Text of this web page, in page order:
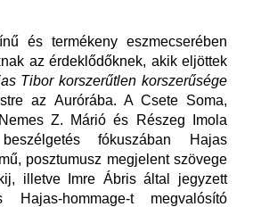
és termékeny eszmecserében
az érdeklődőknek, akik eljöttek
Tibor korszerűtlen korszerűsége
az Aurórába. A Csete Soma,
Z. Márió és Részeg Imola
fókuszában Hajas
posztumusz megjelent szövege
illetve Imre Ábris által jegyzett
Hajas-hommage-t megvalósító